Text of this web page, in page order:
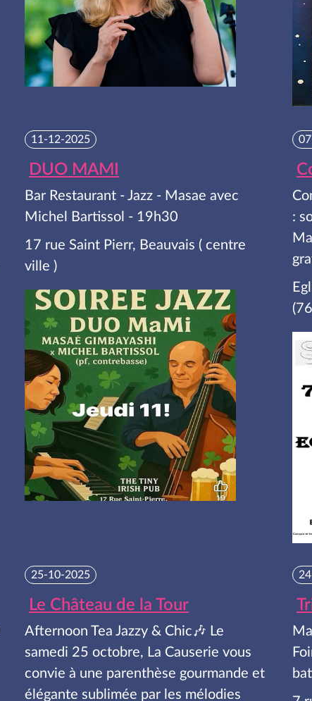
11-12-2025
DUO MAMI
Bar Restaurant - Jazz - Masae avec
Michel Bartissol - 19h30
17 rue Saint Pierr, Beauvais ( centre
ville )
:
25-10-2025
Le Château de la Tour
Afternoon Tea Jazzy & Chic🎶 Le
samedi 25 octobre, La Causerie vous
convie à une parenthèse gourmande et
élégante sublimée par les mélodies